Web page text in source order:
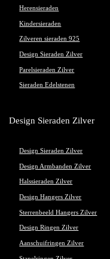
Herensieraden
Kindersieraden
Zilveren sieraden 925
Design Sieraden Zilver
Parelsieraden Zilver
Sieraden Edelstenen
Design Sieraden Zilver
Design Sieraden Zilver
Design Armbanden Zilver
Halssieraden Zilver
Design Hangers Zilver
Sterrenbeeld Hangers Zilver
Design Ringen Zilver
Aanschuifringen Zilver